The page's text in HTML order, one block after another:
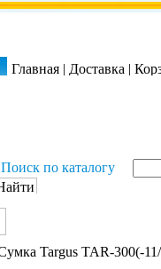
Главная | Доставка |
Поиск по каталогу